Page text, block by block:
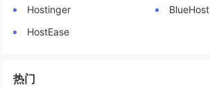
Hostinger
BlueHost
HostEase
热门